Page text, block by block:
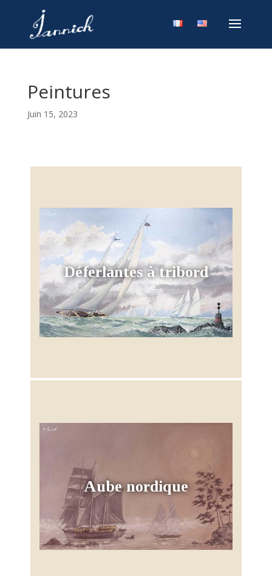
Peintures
Juin 15, 2023
Déferlantes à tribord
Aube nordique